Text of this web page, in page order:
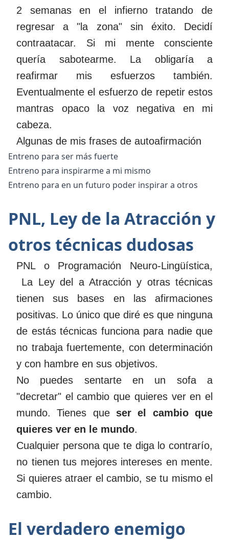
2 semanas en el infierno tratando de
regresar a "la zona" sin éxito. Decidí
contraatacar. Si mi mente consciente
quería sabotearme. La obligaría a
reafirmar mis esfuerzos también.
Eventualmente el esfuerzo de repetir estos
mantras opaco la voz negativa en mi
cabeza.
Algunas de mis frases de autoafirmación
Entreno para ser más fuerte
Entreno para inspirarme a mi mismo
Entreno para en un futuro poder inspirar a otros
PNL, Ley de la Atracción y
otros técnicas dudosas
PNL o Programación Neuro-Lingüística,
La Ley del a Atracción y otras técnicas
tienen sus bases en las afirmaciones
positivas. Lo único que diré es que ninguna
de estás técnicas funciona para nadie que
no trabaja fuertemente, con determinación
y con hambre en sus objetivos.
No puedes sentarte en un sofa a
"decretar" el cambio que quieres ver en el
mundo. Tienes que ser el cambio que
quieres ver en le mundo.
Cualquier persona que te diga lo contrarío,
no tienen tus mejores intereses en mente.
Si quieres atraer el cambio, se tu mismo el
cambio.
El verdadero enemigo